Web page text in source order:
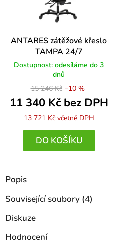
ANTARES zátěžové křeslo
TAMPA 24/7
Dostupnost: odesíláme do 3
dnů
15 246 Kč
11 340 Kč bez DPH
13 721 Kč včetně DPH
–10 %
DO KOŠÍKU
Popis
Související soubory (4)
Diskuze
Hodnocení